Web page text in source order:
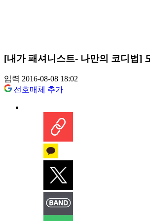
[내가 패셔니스트- 나만의 코디법]
입력 2016-08-08 18:02
선호매체 추가